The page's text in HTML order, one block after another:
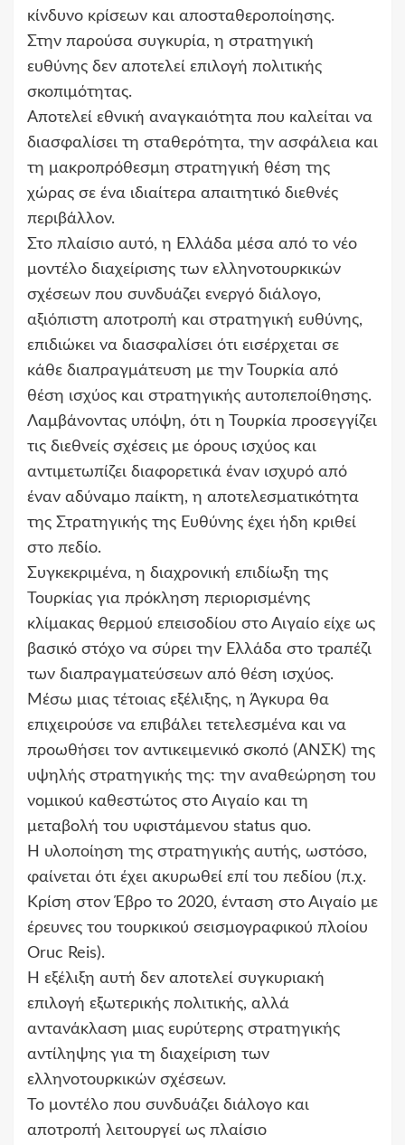
κίνδυνο κρίσεων και αποσταθεροποίησης.
Στην παρούσα συγκυρία, η στρατηγική
ευθύνης δεν αποτελεί επιλογή πολιτικής
σκοπιμότητας.
Αποτελεί εθνική αναγκαιότητα που καλείται να
διασφαλίσει τη σταθερότητα, την ασφάλεια και
τη μακροπρόθεσμη στρατηγική θέση της
χώρας σε ένα ιδιαίτερα απαιτητικό διεθνές
περιβάλλον.
Στο πλαίσιο αυτό, η Ελλάδα μέσα από το νέο
μοντέλο διαχείρισης των ελληνοτουρκικών
σχέσεων που συνδυάζει ενεργό διάλογο,
αξιόπιστη αποτροπή και στρατηγική ευθύνης,
επιδιώκει να διασφαλίσει ότι εισέρχεται σε
κάθε διαπραγμάτευση με την Τουρκία από
θέση ισχύος και στρατηγικής αυτοπεποίθησης.
Λαμβάνοντας υπόψη, ότι η Τουρκία προσεγγίζει
τις διεθνείς σχέσεις με όρους ισχύος και
αντιμετωπίζει διαφορετικά έναν ισχυρό από
έναν αδύναμο παίκτη, η αποτελεσματικότητα
της Στρατηγικής της Ευθύνης έχει ήδη κριθεί
στο πεδίο.
Συγκεκριμένα, η διαχρονική επιδίωξη της
Τουρκίας για πρόκληση περιορισμένης
κλίμακας θερμού επεισοδίου στο Αιγαίο είχε ως
βασικό στόχο να σύρει την Ελλάδα στο τραπέζι
των διαπραγματεύσεων από θέση ισχύος.
Μέσω μιας τέτοιας εξέλιξης, η Άγκυρα θα
επιχειρούσε να επιβάλει τετελεσμένα και να
προωθήσει τον αντικειμενικό σκοπό (ΑΝΣΚ) της
υψηλής στρατηγικής της: την αναθεώρηση του
νομικού καθεστώτος στο Αιγαίο και τη
μεταβολή του υφιστάμενου status quo.
Η υλοποίηση της στρατηγικής αυτής, ωστόσο,
φαίνεται ότι έχει ακυρωθεί επί του πεδίου (π.χ.
Κρίση στον Έβρο το 2020, ένταση στο Αιγαίο με
έρευνες του τουρκικού σεισμογραφικού πλοίου
Oruc Reis).
Η εξέλιξη αυτή δεν αποτελεί συγκυριακή
επιλογή εξωτερικής πολιτικής, αλλά
αντανάκλαση μιας ευρύτερης στρατηγικής
αντίληψης για τη διαχείριση των
ελληνοτουρκικών σχέσεων.
Το μοντέλο που συνδυάζει διάλογο και
αποτροπή λειτουργεί ως πλαίσιο